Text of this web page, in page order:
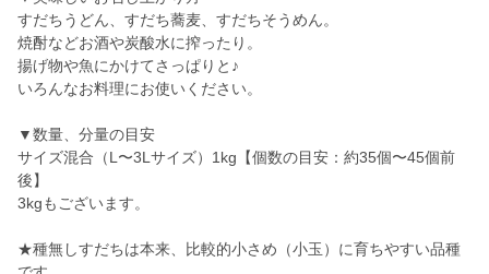
すだちうどん、すだち蕎麦、すだちそうめん。
焼酎などお酒や炭酸水に搾ったり。
揚げ物や魚にかけてさっぱりと♪
いろんなお料理にお使いください。
▼数量、分量の目安
サイズ混合（L〜3Lサイズ）1kg【個数の目安：約35個〜45個前
後】
3kgもございます。
★種無しすだちは本来、比較的小さめ（小玉）に育ちやすい品種